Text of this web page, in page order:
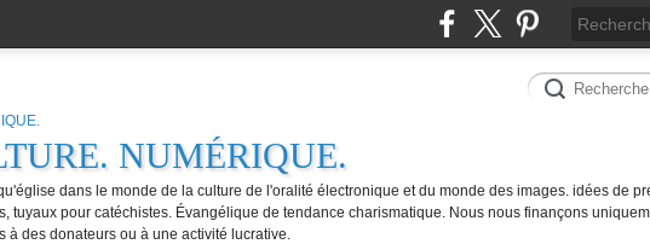
NUMÉRIQUE.
dans le monde de la culture de l'oralité électronique et du monde des images. idées de
tuyaux pour catéchistes. Évangélique de tendance charismatique. Nous nous finançons
à des donateurs ou à une activité lucrative.